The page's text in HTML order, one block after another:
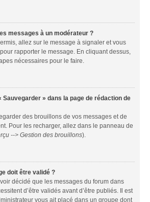
messages à un modérateur ?
allez sur le message à signaler et vous
rapporter le message. En cliquant dessus,
nécessaires pour le faire.
Sauvegarder » dans la page de rédaction de
des brouillons de vos messages et de
Pour les recharger, allez dans le panneau de
--> Gestion des brouillons).
doit être validé ?
décidé que les messages du forum dans
d’être validés avant d’être publiés. Il est
vous ait placé dans un groupe dont